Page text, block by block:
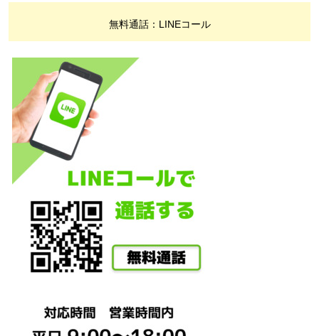
無料通話：LINEコール